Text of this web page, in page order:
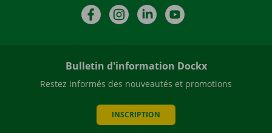
FacebookInstagramLinkedIn
Bulletin d'information Dockx
Restez informés des nouveautés et promotions
INSCRIPTION